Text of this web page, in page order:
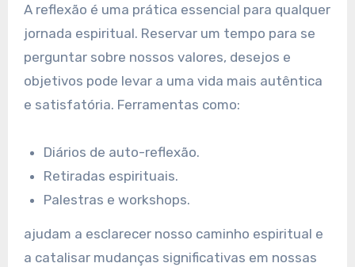
A reflexão é uma prática essencial para qualquer
jornada espiritual. Reservar um tempo para se
perguntar sobre nossos valores, desejos e
objetivos pode levar a uma vida mais autêntica
e satisfatória. Ferramentas como:
Diários de auto-reflexão.
Retiradas espirituais.
Palestras e workshops.
ajudam a esclarecer nosso caminho espiritual e
a catalisar mudanças significativas em nossas